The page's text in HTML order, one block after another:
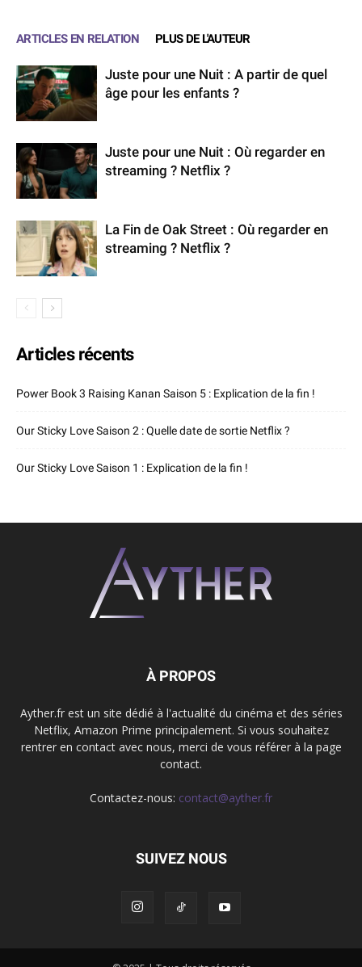
ARTICLES EN RELATION PLUS DE L'AUTEUR
Juste pour une Nuit : A partir de quel
âge pour les enfants ?
Juste pour une Nuit : Où regarder en
streaming ? Netflix ?
La Fin de Oak Street : Où regarder en
streaming ? Netflix ?
Articles récents
Power Book 3 Raising Kanan Saison 5 : Explication de la fin !
Our Sticky Love Saison 2 : Quelle date de sortie Netflix ?
Our Sticky Love Saison 1 : Explication de la fin !
À PROPOS
Ayther.fr est un site dédié à l'actualité du cinéma et des séries
Netflix, Amazon Prime principalement. Si vous souhaitez
rentrer en contact avec nous, merci de vous référer à la page
contact.
Contactez-nous: contact@ayther.fr
SUIVEZ NOUS